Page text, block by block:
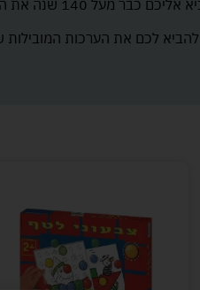
מעל 140 שנה את הפאזלים ומשחקי החשיבה הכי טובים בעולם.
להביא לכם את הערכות